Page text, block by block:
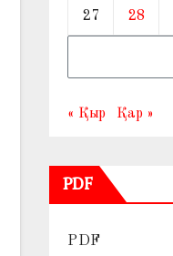
27 28
« Қыр Қар »
PDF
PDF